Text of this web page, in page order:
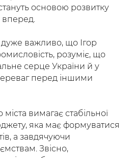
основою розвитку
вперед.
важливо, що Ігор
розуміє, що
серце України й у
перед іншими
вимагає стабільної
яка має формуватися
а завдячуючи
Звісно,